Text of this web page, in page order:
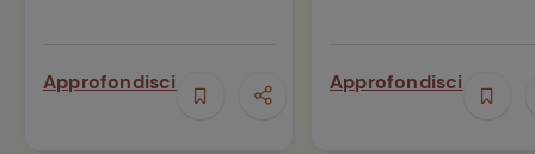
Approfondisci Approfondisci